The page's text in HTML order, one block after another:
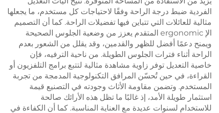
الفردية ضبط درجة الراحة وفقًا لاحتياجات كل مستخدم، ما يجعلها
مثالية للعائلات التي تتباين فيها تفضيلات الراحة. كما أن التصميم
الإ ergonomic المتقدم يعزز من وضعية الجلوس الصحيحة
ويمنح دعمًا أفضل للظهر والقدمين، وقد يقلل من الشعور بعدم
الراحة أثناء فترات الجلوس الطويلة. من ناحية الترفيه، فإن
خاصية التعديل توفر زاوية مشاهدة مثالية لتتبع برامج التلفزيون أو
القراءة، في حين تُحسّن المرافق التكنولوجية المدمجة من تجربة
المستخدم. وتضمن مقاومة الأثاث وجودته في التصنيع قيمة
استثمار طويلة الأمد، إذ غالبًا ما تظل هذه الأرائك صالحة
للاستخدام لسنوات عديدة مع العناية المناسبة. كما أن الكفاءة في